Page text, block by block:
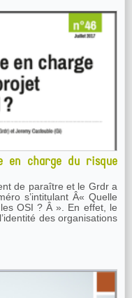
en charge du risque
de paraître et le Grdr a
s’intitulant Â« Quelle
Â ». En effet, le
des organisations